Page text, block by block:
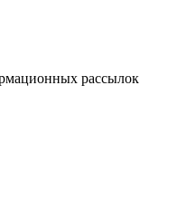
рассылок